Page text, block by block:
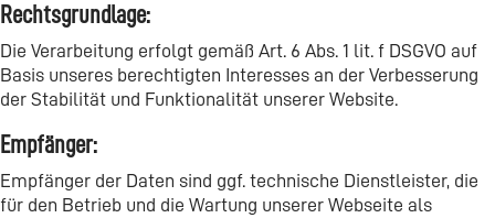
Rechtsgrundlage:
Die Verarbeitung erfolgt gemäß Art. 6 Abs. 1 lit. f DSGVO auf
Basis unseres berechtigten Interesses an der Verbesserung
der Stabilität und Funktionalität unserer Website.
Empfänger:
Empfänger der Daten sind ggf. technische Dienstleister, die
für den Betrieb und die Wartung unserer Webseite als